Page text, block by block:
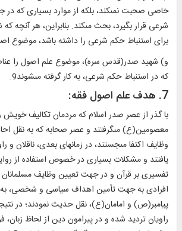
خاصى صحبت نمى‏كند، بلكه از موارد بسيارى كه
شرعى قرار بگيرد، بحث مى‏كند. بنابراين، هر آنچه
براى استنباط حكم شرعى را داشته باشد، موضوع
و) شهيد صدر(قدس سره)، موضوع علم اصول را
كه در استنباط حكم شرعى، به كار گرفته مى‏شوند9.
7. هدف علم اصول فقه:
با گذر از عصر صدر اسلام كه مردمان تكاليف خويش
معصومين(ع) مى‏گرفتند و عصر صحابه كه به نقل
وظايف اكتفا مى‏جستند، در زمان‏هاى بعدى، ناقلان و
يافتند و مشكلات بسيارى در خصوص استفاده از
تفسيرى بر قرآن و در جهت تعيين وظايف
افرادى به جهت تأمين اهداف سياسى و شخصى، به
پيامبر(ص) و امامان(ع)، نقل حديث نمودند؛ در
راويان ترديد شده و در پيرامون دين از لحاظ